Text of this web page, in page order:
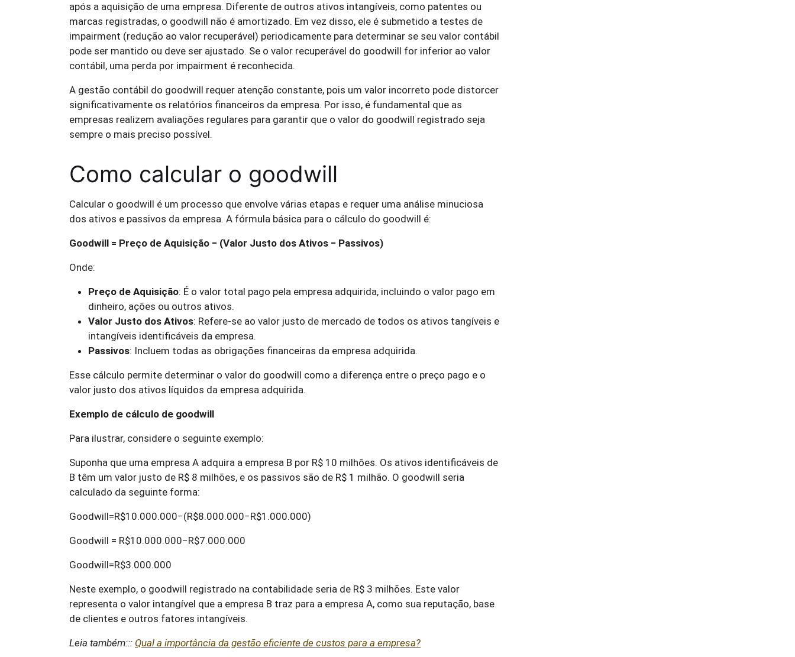
após a aquisição de uma empresa. Diferente de outros ativos intangíveis, como patentes ou
marcas registradas, o goodwill não é amortizado. Em vez disso, ele é submetido a testes de
impairment (redução ao valor recuperável) periodicamente para determinar se seu valor contábil
pode ser mantido ou deve ser ajustado. Se o valor recuperável do goodwill for inferior ao valor
contábil, uma perda por impairment é reconhecida.
A gestão contábil do goodwill requer atenção constante, pois um valor incorreto pode distorcer
significativamente os relatórios financeiros da empresa. Por isso, é fundamental que as
empresas realizem avaliações regulares para garantir que o valor do goodwill registrado seja
sempre o mais preciso possível.
Como calcular o goodwill
Calcular o goodwill é um processo que envolve várias etapas e requer uma análise minuciosa
dos ativos e passivos da empresa. A fórmula básica para o cálculo do goodwill é:
Goodwill = Preço de Aquisição − (Valor Justo dos Ativos − Passivos)
Onde:
Preço de Aquisição: É o valor total pago pela empresa adquirida, incluindo o valor pago em
dinheiro, ações ou outros ativos.
Valor Justo dos Ativos: Refere-se ao valor justo de mercado de todos os ativos tangíveis e
intangíveis identificáveis da empresa.
Passivos: Incluem todas as obrigações financeiras da empresa adquirida.
Esse cálculo permite determinar o valor do goodwill como a diferença entre o preço pago e o
valor justo dos ativos líquidos da empresa adquirida.
Exemplo de cálculo de goodwill
Para ilustrar, considere o seguinte exemplo:
Suponha que uma empresa A adquira a empresa B por R$ 10 milhões. Os ativos identificáveis de
B têm um valor justo de R$ 8 milhões, e os passivos são de R$ 1 milhão. O goodwill seria
calculado da seguinte forma:
Goodwill=R$10.000.000−(R$8.000.000−R$1.000.000)
Goodwill = R$10.000.000−R$7.000.000
Goodwill=R$3.000.000
Neste exemplo, o goodwill registrado na contabilidade seria de R$ 3 milhões. Este valor
representa o valor intangível que a empresa B traz para a empresa A, como sua reputação, base
de clientes e outros fatores intangíveis.
Leia também::: Qual a importância da gestão eficiente de custos para a empresa?